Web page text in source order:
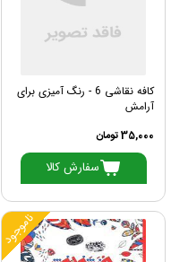
کافه نقاشی 6 - رنگ آمیزی برای
آرامش
35,000 تومان
سفارش کالا
ناموجود